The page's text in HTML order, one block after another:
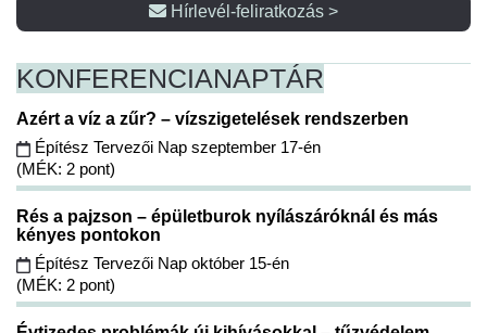
Hírlevél-feliratkozás >
KONFERENCIANAPTÁR
Azért a víz a zűr? – vízszigetelések rendszerben
Építész Tervezői Nap szeptember 17-én
(MÉK: 2 pont)
Rés a pajzson – épületburok nyílászáróknál és más
kényes pontokon
Építész Tervezői Nap október 15-én
(MÉK: 2 pont)